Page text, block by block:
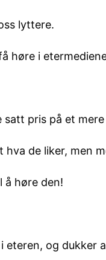
lyttere.
høre i
pris på et
de liker, men
å høre den!
og dukker